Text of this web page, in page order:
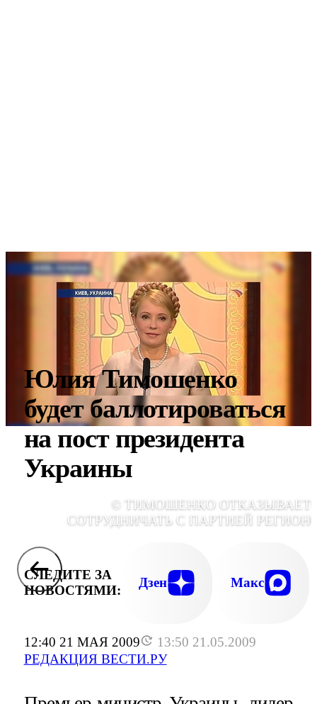
12:40 21 МАЯ 2009
13:50 21.05.2009
РЕДАКЦИЯ ВЕСТИ.РУ
Юлия Тимошенко
будет баллотироваться
на пост президента
Украины
© ТИМОШЕНКО
СОТРУДНИЧАТЬ С ПАРТИЕЙ
СЛЕДИТЕ ЗА
НОВОСТЯМИ:
Дзен Макс